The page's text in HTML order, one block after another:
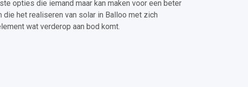
opties die iemand maar kan maken voor een beter
die het realiseren van solar in Balloo met zich
wat verderop aan bod komt.